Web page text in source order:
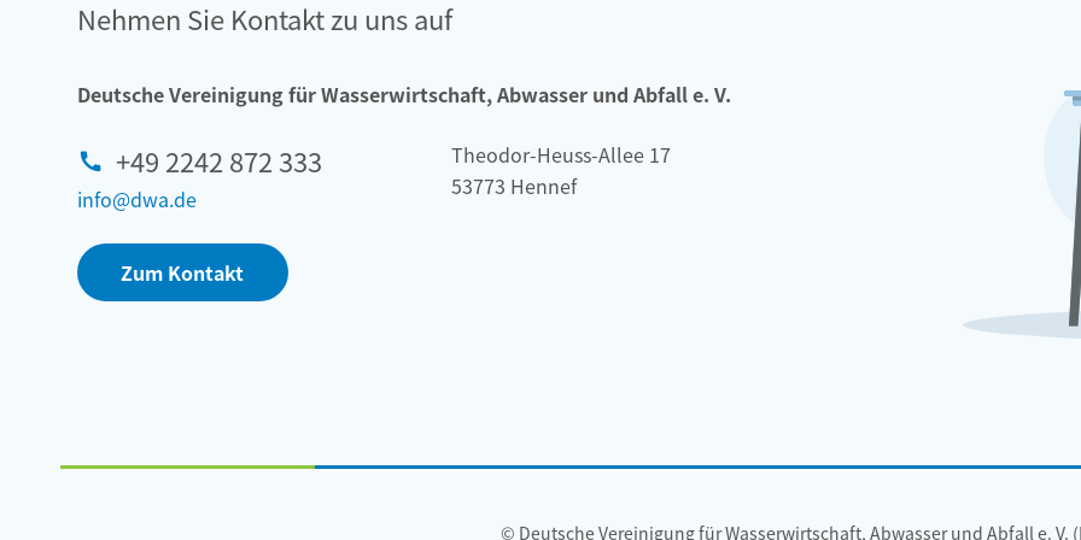
Nehmen Sie Kontakt zu uns auf
Deutsche Vereinigung für Wasserwirtschaft, Abwasser und Abfall e. V.
+49 2242 872 333
info@dwa.de
Theodor-Heuss-Allee 17
53773 Hennef
Zum Kontakt
© Deutsche Vereinigung für Wasserwirtschaft, Abwasser und Abfall e. V.